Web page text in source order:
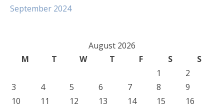
September 2024
August 2026
M
T W T F S
S
1
2
3
4 5 6 7 8
9
10
11 12 13 14 15
16